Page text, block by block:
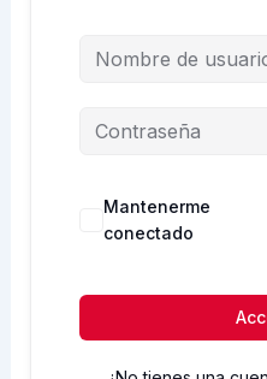
Mantenerme
conectado